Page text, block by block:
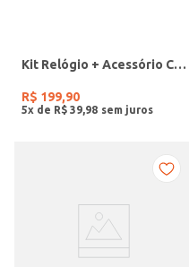
Kit Relógio + Acessório Condor Feminino PRATA
R$ 199,90
5x de R$ 39 98